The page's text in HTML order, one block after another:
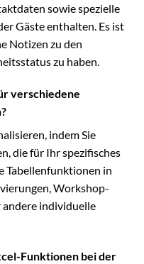
sowie spezielle
Gäste enthalten. Es ist
Notizen zu den
zu haben.
verschiedene
indem Sie
die für Ihr spezifisches
Tabellenfunktionen in
Workshop-
andere individuelle
Funktionen bei der